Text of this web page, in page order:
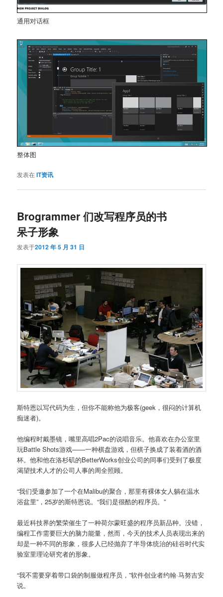
通用对话框
整体图
发表在IT资讯
Brogrammer 们改写程序员的书
呆子形象
发表于2012 年 5 月 31 日
斯特恩以写代码为生，但你不能称他为极客(geek，很闷的计算机
痴迷者)。
他编程时戴墨镜，嘴里高唱2Pac的说唱音乐。他喜欢在办公室里
玩Battle Shots游戏——一种棋盘游戏，但棋子换成了装着酒的酒
杯。他和他在洛杉矶的BetterWorks创业公司的同事们受到了极度
渴望技术人才的公司人事的周全照顾。
“我们受邀参加了一个在Malibu的聚合，那里有裸体女人躺在温水
浴盆里”，25岁的斯特恩说。“我们是很酷的程序员。”
最近科技界的繁荣催生了一种荷尔蒙旺盛的程序员新品种。没错，
编程工作需要巨大的脑力能量，然而，今天的技术人员表现出来的
却是一种不同的形象，很多人已经抛弃了半导体统治的硅谷时代实
验室里理论研究者的形象。
“我不需要穿着带口袋的制服做程序员，”软件创业者约翰·马努吉安
说。